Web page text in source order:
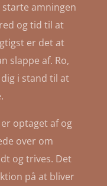
amningen
og tid til at
er det at
slappe af. Ro,
i stand til at
optaget af og
over om
og trives. Det
på at bliver